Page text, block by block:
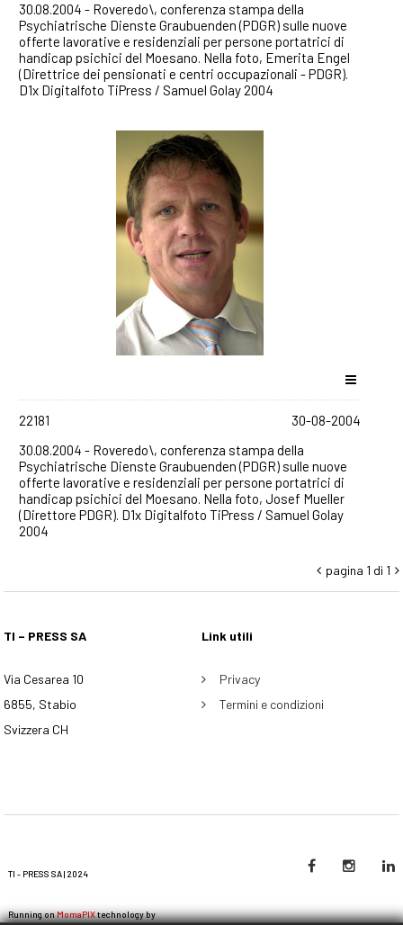
30.08.2004 - Roveredo\, conferenza stampa della
Psychiatrische Dienste Graubuenden (PDGR) sulle nuove
offerte lavorative e residenziali per persone portatrici di
handicap psichici del Moesano. Nella foto, Emerita Engel
(Direttrice dei pensionati e centri occupazionali - PDGR).
D1x Digitalfoto TiPress / Samuel Golay 2004
22181
30-08-2004
30.08.2004 - Roveredo\, conferenza stampa della
Psychiatrische Dienste Graubuenden (PDGR) sulle nuove
offerte lavorative e residenziali per persone portatrici di
handicap psichici del Moesano. Nella foto, Josef Mueller
(Direttore PDGR). D1x Digitalfoto TiPress / Samuel Golay
2004
 pagina 1 di 1 
TI – PRESS SA
Via Cesarea 10
6855, Stabio
Svizzera CH
Link utili
Privacy
Termini e condizioni
TI - PRESS SA | 2024
Running onMomaPIXtechnology by